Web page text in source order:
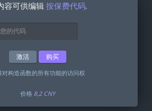
容可供编辑按保费代码.
激活 购买
对构造函数的所有功能的访问权
价格 8,2 CNY